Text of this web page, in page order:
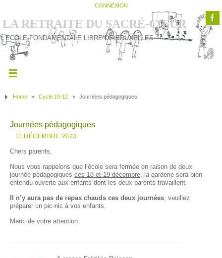
CONNEXION
LA RETRAITE DU SACRÉ-CŒUR
ECOLE FONDAMENTALE LIBRE DE BRUXELLES
Home » Cycle 10-12 » Journées pédagogiques
Journées pédagogiques
11 DÉCEMBRE 2023
Chers parents,
Nous vous rappelons que l’école sera fermée en raison de deux
journée pédagogiques ces 18 et 19 décembre, la garderie sera bien
entendu ouverte aux enfants dont les deux parents travaillent.
Il n’y aura pas de repas chauds ces deux journées, veuillez
préparer un pic-nic à vos enfants.
Merci de votre attention.